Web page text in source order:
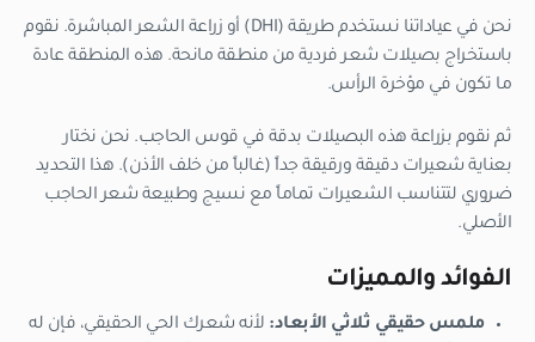
نحن في عياداتنا نستخدم طريقة (DHI) أو زراعة الشعر المباشرة. نقوم
باستخراج بصيلات شعر فردية من منطقة مانحة. هذه المنطقة عادة
ما تكون في مؤخرة الرأس.
ثم نقوم بزراعة هذه البصيلات بدقة في قوس الحاجب. نحن نختار
بعناية شعيرات دقيقة ورقيقة جداً (غالباً من خلف الأذن). هذا التحديد
ضروري لتتناسب الشعيرات تماماً مع نسيج وطبيعة شعر الحاجب
الأصلي.
الفوائد والمميزات
ملمس حقيقي ثلاثي الأبعاد: لأنه شعرك الحي الحقيقي، فإن له